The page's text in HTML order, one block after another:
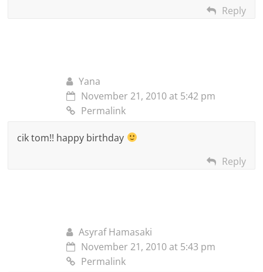
Reply
Yana
November 21, 2010 at 5:42 pm
Permalink
cik tom!! happy birthday
Reply
Asyraf Hamasaki
November 21, 2010 at 5:43 pm
Permalink